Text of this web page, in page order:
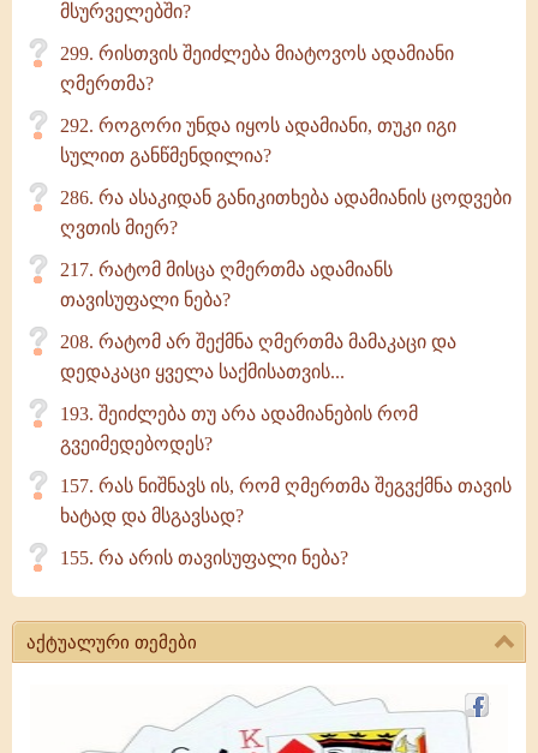
მსურველებში?
299. რისთვის შეიძლება მიატოვოს ადამიანი
ღმერთმა?
292. როგორი უნდა იყოს ადამიანი, თუკი იგი
სულით განწმენდილია?
286. რა ასაკიდან განიკითხება ადამიანის ცოდვები
ღვთის მიერ?
217. რატომ მისცა ღმერთმა ადამიანს
თავისუფალი ნება?
208. რატომ არ შექმნა ღმერთმა მამაკაცი და
დედაკაცი ყველა საქმისათვის...
193. შეიძლება თუ არა ადამიანების რომ
გვეიმედებოდეს?
157. რას ნიშნავს ის, რომ ღმერთმა შეგვქმნა თავის
ხატად და მსგავსად?
155. რა არის თავისუფალი ნება?
აქტუალური თემები